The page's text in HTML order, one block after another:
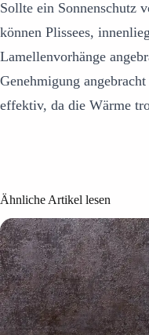
Sollte ein Sonnenschutz
können Plissees,
Lamellenvorhänge
Genehmigung
effektiv, da die Wärme
Ähnliche Artikel lesen